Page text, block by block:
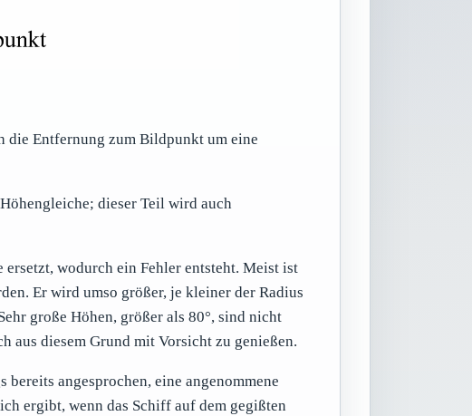
die Entfernung zum Bildpunkt um eine
dieser Teil wird auch
wodurch ein Fehler entsteht. Meist ist
Er wird umso größer, je kleiner der Radius
große Höhen, größer als 80°, sind nicht
aus diesem Grund mit Vorsicht zu genießen.
angesprochen, eine angenommene
ergibt, wenn das Schiff auf dem gegißten